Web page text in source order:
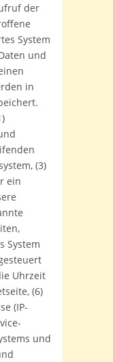
der
System
und
in
(3)
ein
System
Uhrzeit
(6)
(IP-
und